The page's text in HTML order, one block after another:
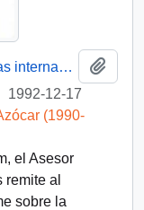
[Carta de Asesor Especial en materias internacionales a S.E Presidente Patricio Aylwin]
1992-12-17
(1990-
el Asesor
al
sobre la